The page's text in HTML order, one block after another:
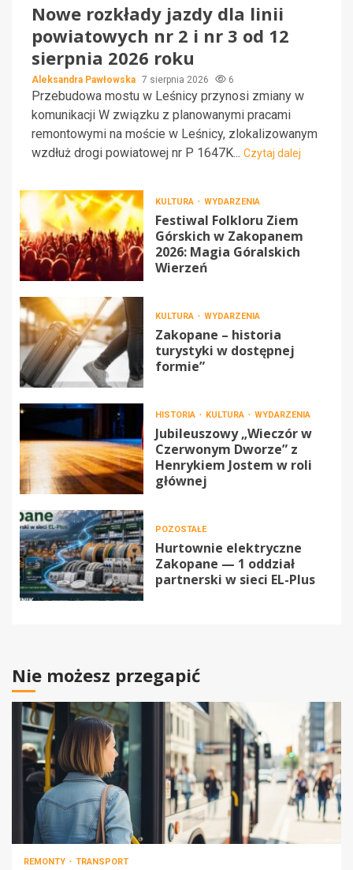
Nowe rozkłady jazdy dla linii
powiatowych nr 2 i nr 3 od 12
sierpnia 2026 roku
Aleksandra Pawłowska 7 sierpnia 2026 6
Przebudowa mostu w Leśnicy przynosi zmiany w
komunikacji W związku z planowanymi pracami
remontowymi na moście w Leśnicy, zlokalizowanym
wzdłuż drogi powiatowej nr P 1647K... Czytaj dalej
KULTURA WYDARZENIA
Festiwal Folkloru Ziem
Górskich w Zakopanem
2026: Magia Góralskich
Wierzeń
KULTURA WYDARZENIA
Zakopane – historia
turystyki w dostępnej
formie”
HISTORIA KULTURA WYDARZENIA
Jubileuszowy „Wieczór w
Czerwonym Dworze” z
Henrykiem Jostem w roli
głównej
POZOSTAŁE
Hurtownie elektryczne
Zakopane — 1 oddział
partnerski w sieci EL-Plus
Nie możesz przegapić
REMONTY TRANSPORT